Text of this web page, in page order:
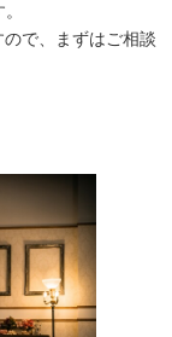
で、まずはご相談